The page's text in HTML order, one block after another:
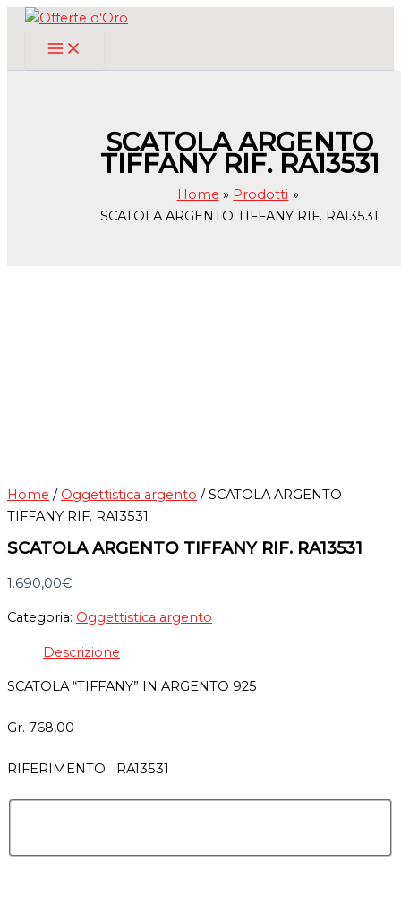
SCATOLA ARGENTO
TIFFANY RIF. RA13531
Home
Prodotti
SCATOLA ARGENTO TIFFANY RIF. RA13531
Home / Oggettistica argento / SCATOLA ARGENTO
TIFFANY RIF. RA13531
SCATOLA ARGENTO TIFFANY RIF. RA13531
1.690,00€
Categoria: Oggettistica argento
Descrizione
SCATOLA “TIFFANY” IN ARGENTO 925
Gr. 768,00
RIFERIMENTO RA13531